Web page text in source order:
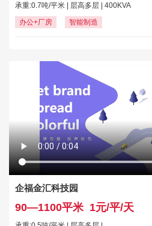
承重:0.7吨/平米 | 层高多层 | 400KVA
办公+厂房
智能制造
企福金汇科技园
90—1100平米 1元/平/天